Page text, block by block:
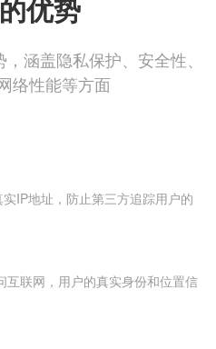
优势
涵盖隐私保护、安全性、
络性能等方面
IP地址，防止第三方追踪用户的
互联网，用户的真实身份和位置信